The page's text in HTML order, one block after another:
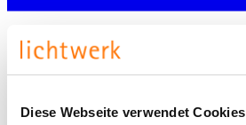
Diese Webseite verwendet Cookies